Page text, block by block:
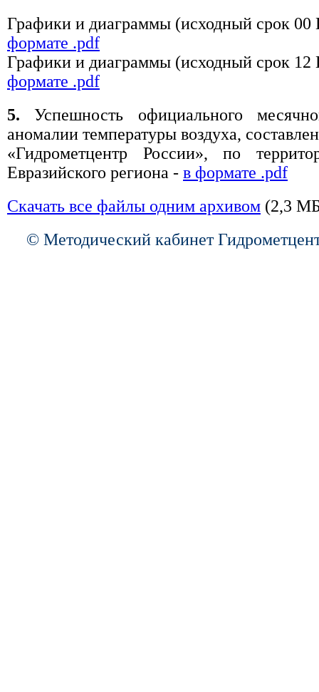
Графики и диаграммы (исходный срок
формате .pdf
Графики и диаграммы (исходный срок
формате .pdf
5. Успешность официального
аномалии температуры воздуха,
«Гидрометцентр России», по
Евразийского региона - в формате .pdf
Скачать все файлы одним архивом (2,3
© Методический кабинет